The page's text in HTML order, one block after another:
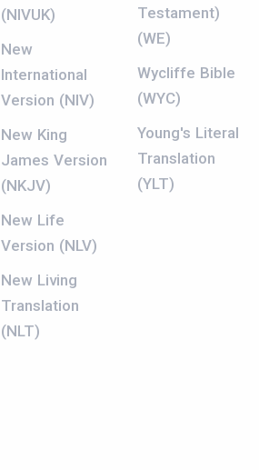
(NIVUK)
New
International
Version (NIV)
New King
James Version
(NKJV)
New Life
Version (NLV)
New Living
Translation
(NLT)
Testament)
(WE)
Wycliffe Bible
(WYC)
Young's Literal
Translation
(YLT)